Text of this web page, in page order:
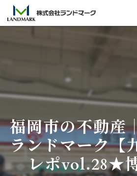
福岡市の不動産
ランドマーク【
レポvol.28★